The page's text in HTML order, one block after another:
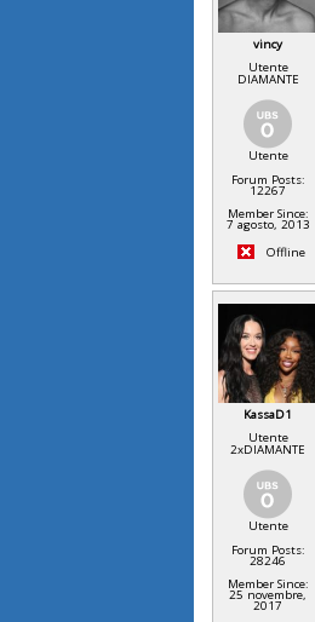
vincy
Utente
DIAMANTE
Utente
Forum Posts:
12267
Member Since:
7 agosto, 2013
Offline
KassaD1
Utente
2xDIAMANTE
Utente
Forum Posts:
28246
Member Since:
25 novembre,
2017